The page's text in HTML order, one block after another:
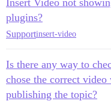
plugins?
Supportinsert-video
Is there any way to
chose the correct
publishing the topic?